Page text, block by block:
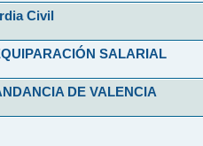
Civil
SALARIAL
DE VALENCIA